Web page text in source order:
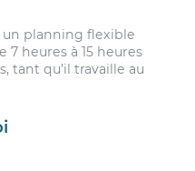
un planning flexible
heures à 15 heures
tant qu’il travaille au